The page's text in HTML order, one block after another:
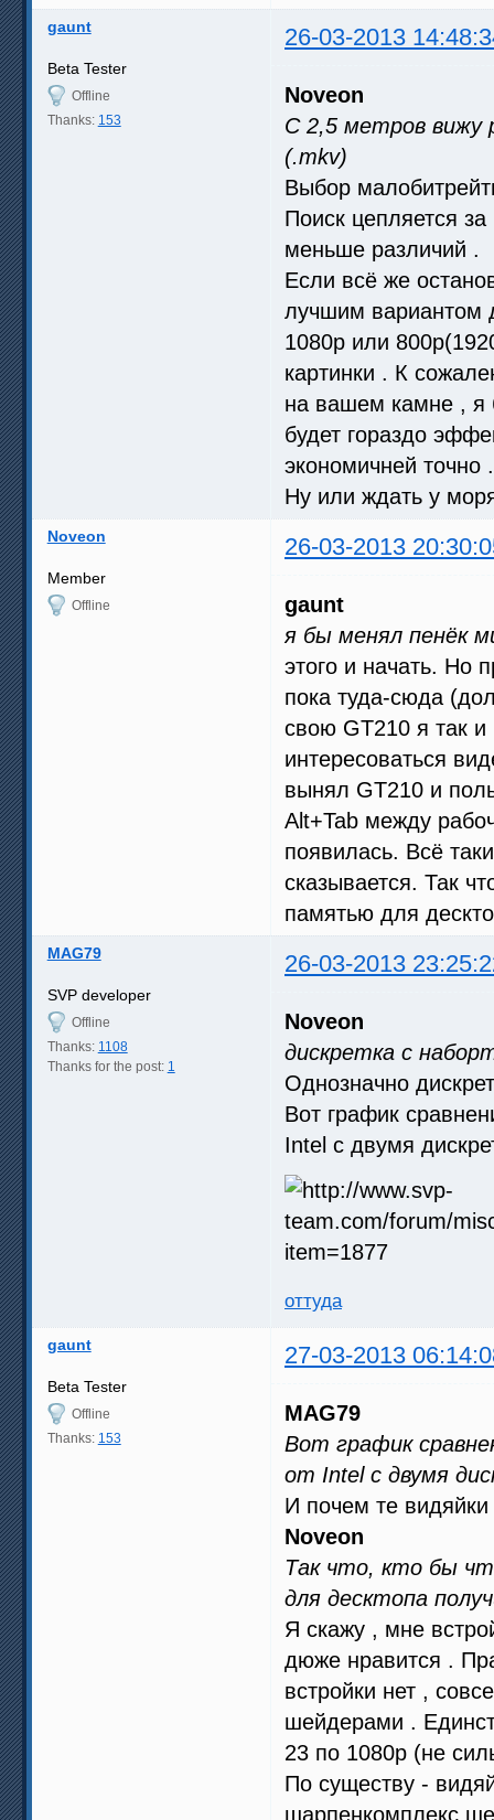
gaunt 26-03-2013
Beta Tester
Offline
Thanks: 153
Noveon
С 2,5 метров вижу
(.mkv)
Выбор
Поиск цепляется
меньше различий .
Если всё же
лучшим вариантом
1080р или
картинки . К
на вашем камне , я
будет гораздо
экономичней точно .
Ну или ждать у
Noveon 26-03-2013
Member
Offline
gaunt
я бы менял пенёк
этого и начать. Но
пока туда-сюда
свою GT210 я так
интересоваться
вынял GT210 и
Alt+Tab между
появилась. Всё
сказывается. Так
памятью для
MAG79 26-03-2013
SVP developer
Offline
Thanks: 1108
Thanks for the post: 1
Noveon
дискретка с
Однозначно
Вот график
Intel с двумя
оттуда
gaunt 27-03-2013
Beta Tester
Offline
Thanks: 153
MAG79
Вот график
от Intel с двумя
И почем те
Noveon
Так что, кто бы
для десктопа
Я скажу , мне
дюже нравится .
встройки нет ,
шейдерами .
23 по 1080р (не
По существу -
шарпенкомплекс